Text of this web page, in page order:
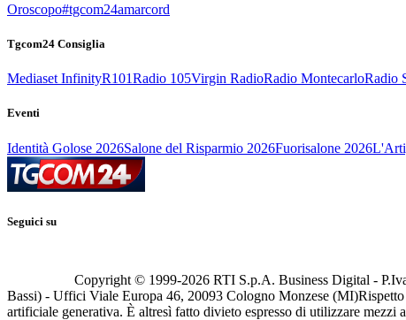
Oroscopo#tgcom24amarcord
Tgcom24 Consiglia
Mediaset InfinityR101Radio 105Virgin RadioRadio MontecarloRadio
Eventi
Identità Golose 2026Salone del Risparmio 2026Fuorisalone 2026
Seguici su
Copyright © 1999-2026 RTI S.p.A. Business Digital -
Bassi) - Uffici Viale Europa 46, 20093 Cologno Monzese (MI)
artificiale generativa. È altresì fatto divieto espresso di utilizzare mezzi